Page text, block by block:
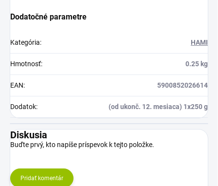
Dodatočné parametre
Kategória: HAMI
Hmotnosť: 0.25 kg
EAN: 5900852026614
Dodatok: (od ukonč. 12. mesiaca) 1x250 g
Diskusia
Buďte prvý, kto napíše príspevok k tejto položke.
Pridať komentár